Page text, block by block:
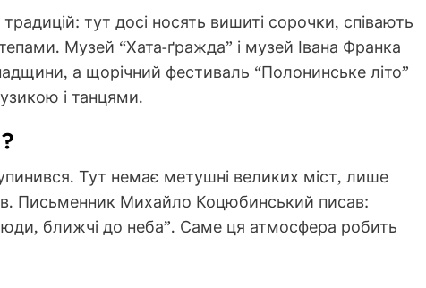
тут досі носять вишиті сорочки, співають
Музей “Хата-ґражда” і музей Івана Франка
а щорічний фестиваль “Полонинське літо”
і танцями.
Тут немає метушні великих міст, лише
Письменник Михайло Коцюбинський писав:
ближчі до неба”. Саме ця атмосфера робить